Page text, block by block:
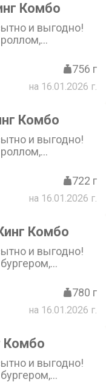
Комбо
и выгодно!
отличной цене!756 г
на 16.01.2026 г.
Комбо
и выгодно!
отличной цене!722 г
на 16.01.2026 г.
Комбо
и выгодно!
отличной цене!780 г
на 16.01.2026 г.
Комбо
и выгодно!